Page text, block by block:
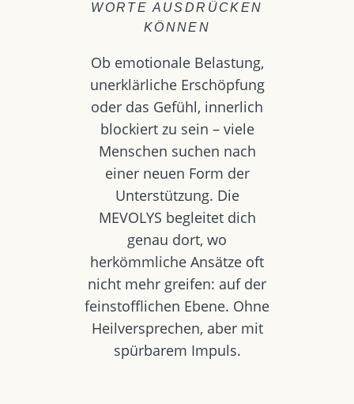
WORTE AUSDRÜCKEN
KÖNNEN
Ob emotionale Belastung,
unerklärliche Erschöpfung
oder das Gefühl, innerlich
blockiert zu sein – viele
Menschen suchen nach
einer neuen Form der
Unterstützung. Die
MEVOLYS begleitet dich
genau dort, wo
herkömmliche Ansätze oft
nicht mehr greifen: auf der
feinstofflichen Ebene. Ohne
Heilversprechen, aber mit
spürbarem Impuls.